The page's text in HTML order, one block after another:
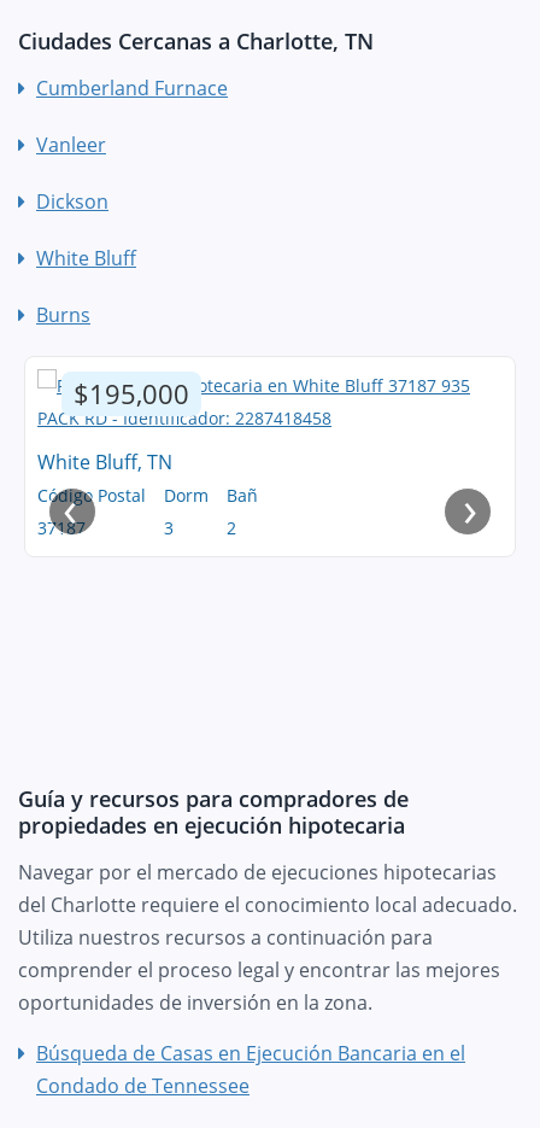
Ciudades Cercanas a Charlotte, TN
Cumberland Furnace
Vanleer
Dickson
White Bluff
Burns
$195,000
White Bluff, TN
Código Postal
37187
Dorm
3
Bañ
2
‹ ›
Guía y recursos para compradores de
propiedades en ejecución hipotecaria
Navegar por el mercado de ejecuciones hipotecarias
del Charlotte requiere el conocimiento local adecuado.
Utiliza nuestros recursos a continuación para
comprender el proceso legal y encontrar las mejores
oportunidades de inversión en la zona.
Búsqueda de Casas en Ejecución Bancaria en el
Condado de Tennessee